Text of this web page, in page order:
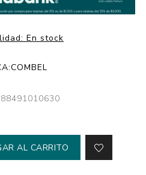
En stock
COMBEL
AL CARRITO